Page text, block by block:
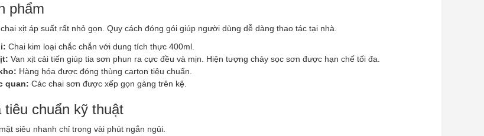
phẩm
xịt áp suất rất nhỏ gọn. Quy cách đóng gói giúp người dùng dễ dàng thao tác tại nhà.
Chai kim loại chắc chắn với dung tích thực 400ml.
Van xịt cải tiến giúp tia sơn phun ra cực đều và mịn. Hiện tượng chảy sọc sơn được hạn chế tối đa.
Hàng hóa được đóng thùng carton tiêu chuẩn.
quan: Các chai sơn được xếp gọn gàng trên kệ.
tiêu chuẩn kỹ thuật
siêu nhanh chỉ trong vài phút ngắn ngủi.